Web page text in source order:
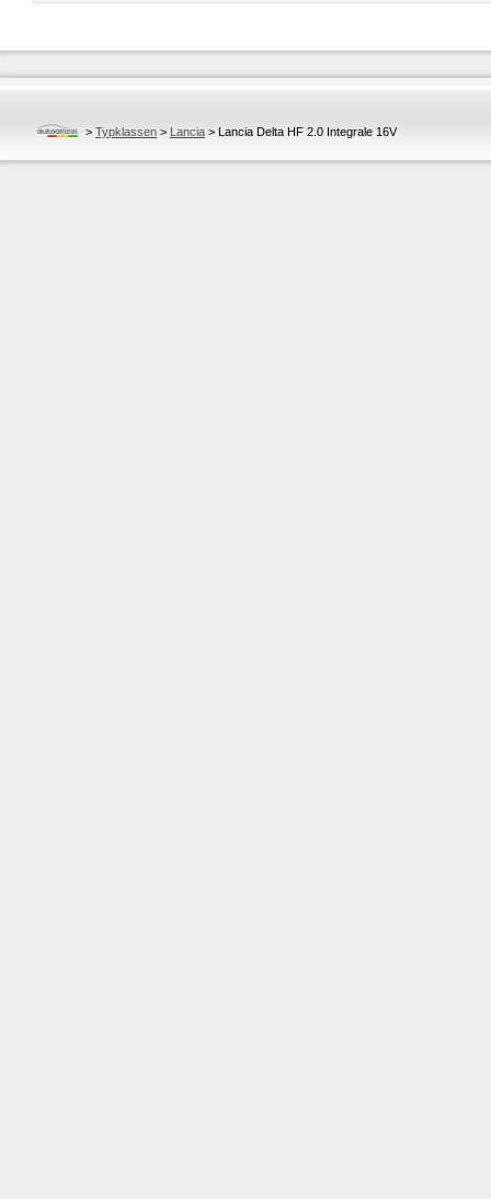
> Typklassen > Lancia > Lancia Delta HF 2.0 Integrale 16V